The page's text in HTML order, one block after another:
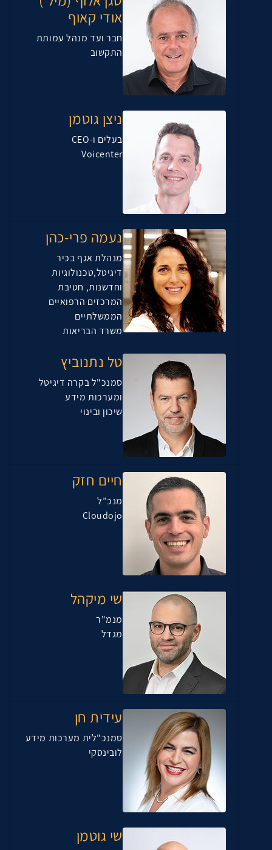
אודי קאוף
חבר ועד מנהל עמותת
התקשוב
ניצן גוטמן
בעלים ו-CEO
Voicenter
נעמה פרי-כהן
מנהלת אגף בכיר
דיגיטל,טכנולוגיות
וחדשנות, חטיבת
המרכזים הרפואיים
הממשלתיים
משרד הבריאות
טל נתנוביץ
סמנכ"ל בקרה דיגיטל
ומערכות מידע
שיכון ובינוי
חיים חזק
מנכ”ל
Cloudojo
שי מיקהל
מנמ"ר
מגדל
עידית חן
סמנכ"לית מערכות מידע
לובינסקי
שי גוטמן